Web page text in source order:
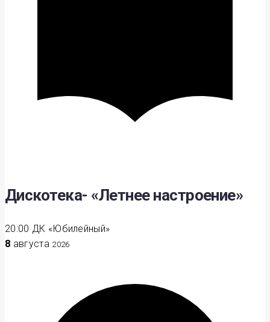
Дискотека- «Летнее настроение»
20:00 ДК «Юбилейный»
8 августа 2026